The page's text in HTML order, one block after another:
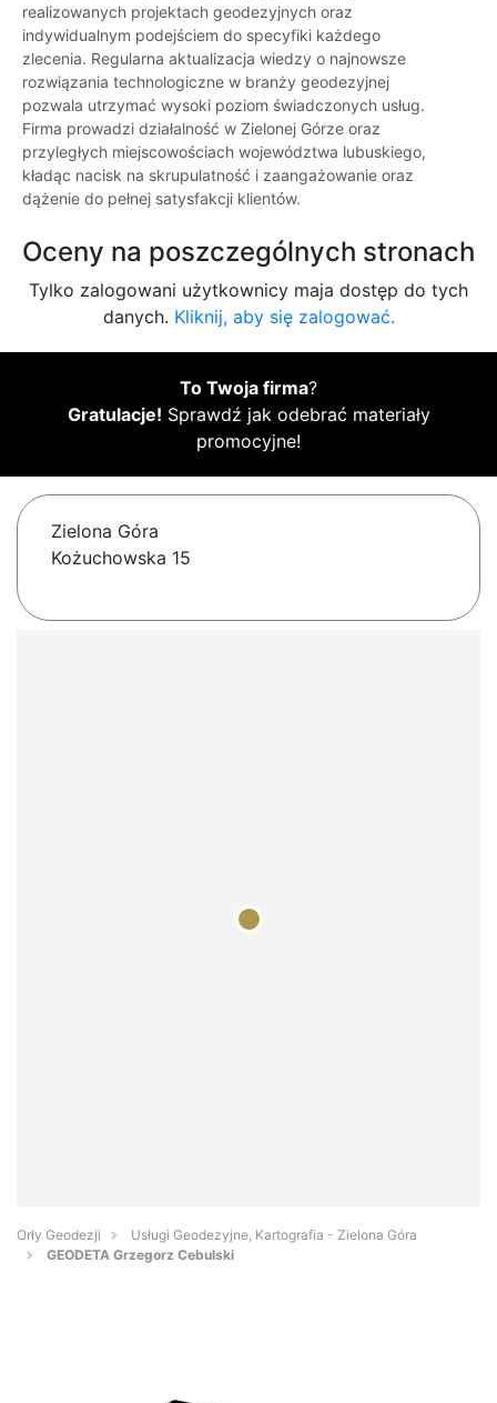
realizowanych projektach geodezyjnych oraz
indywidualnym podejściem do specyfiki każdego
zlecenia. Regularna aktualizacja wiedzy o najnowsze
rozwiązania technologiczne w branży geodezyjnej
pozwala utrzymać wysoki poziom świadczonych usług.
Firma prowadzi działalność w Zielonej Górze oraz
przyległych miejscowościach województwa lubuskiego,
kładąc nacisk na skrupulatność i zaangażowanie oraz
dążenie do pełnej satysfakcji klientów.
Oceny na poszczególnych stronach
Tylko zalogowani użytkownicy maja dostęp do tych
danych. Kliknij, aby się zalogować.
To Twoja firma?
Gratulacje! Sprawdź jak odebrać materiały
promocyjne!
Zielona Góra
Kożuchowska 15
Orły Geodezji
Usługi Geodezyjne, Kartografia - Zielona Góra
GEODETA Grzegorz Cebulski